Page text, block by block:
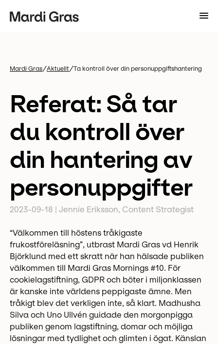
Mardi Gras/Aktuellt/Ta kontroll över din personuppgiftshantering
Referat: Så tar
du kontroll över
din hantering av
personuppgifter
2023-09-18 | Jennie Eriksson, Content Strategist
“Välkommen till höstens tråkigaste
frukostföreläsning”, utbrast Mardi Gras vd Henrik
Björklund med ett skratt när han hälsade publiken
välkommen till Mardi Gras Mornings #10. För
cookielagstiftning, GDPR och böter i miljonklassen
är kanske inte världens peppigaste ämne. Men
tråkigt blev det verkligen inte, så klart. Madhusha
Silva och Uno Ullvén guidade den morgonpigga
publiken genom lagstiftning, domar och möjliga
lösningar med tydlighet och glimten i ögat. Känslan